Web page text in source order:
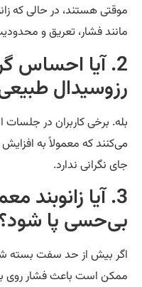
هستند، در حالی که
فشار، تعریق و محدودیت
2. آیا احساس
طبیعی
برخی کاربران در جلسات
که معمولاً به افزایش
نگرانی ندارد.
3. آیا زانوبند
پا شود؟
بیش از حد سفت بسته شود
است باعث فشار روی